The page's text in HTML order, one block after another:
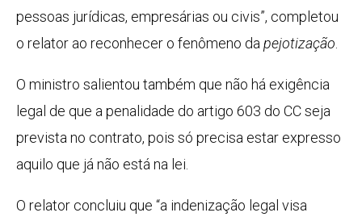
pessoas jurídicas, empresárias ou civis”, completou
o relator ao reconhecer o fenômeno da pejotização
O ministro salientou também que não há exigência
legal de que a penalidade do artigo 603 do CCseja
prevista no contrato, pois só precisa estar expresso
aquilo que já não está na lei.
O relator concluiu que “a indenização legal visa